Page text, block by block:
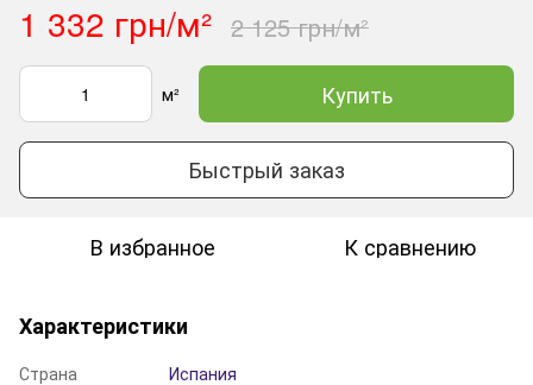
1 332 грн/м² 2 125 грн/м²
м² Купить
Быстрый заказ
В избранное К сравнению
Характеристики
Страна
Испания